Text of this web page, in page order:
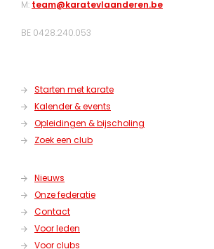
M: team@karatevlaanderen.be
BE 0428.240.053
Starten met karate
Kalender & events
Opleidingen & bijscholing
Zoek een club
Nieuws
Onze federatie
Contact
Voor leden
Voor clubs